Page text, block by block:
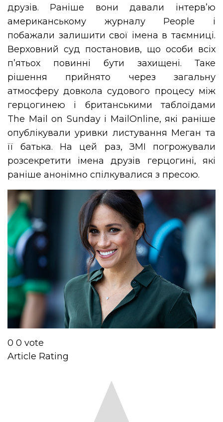
друзів. Раніше вони давали інтерв’ю
американському журналу People і
побажали залишити свої імена в таємниці.
Верховний суд постановив, що особи всіх
п’ятьох повинні бути захищені. Таке
рішення прийнято через загальну
атмосферу довкола судового процесу між
герцогинею і британськими таблоїдами
The Mail on Sunday і MailOnline, які раніше
опублікували уривки листування Меган та
її батька. На цей раз, ЗМІ погрожували
розсекретити імена друзів герцогині, які
раніше анонімно спілкувалися з пресою.
0 0 vote
Article Rating